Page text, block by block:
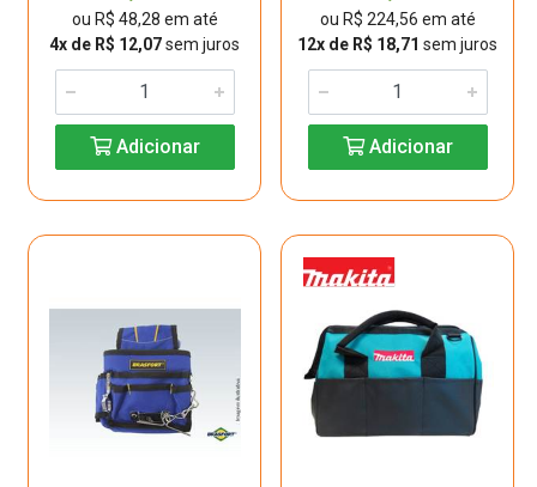
ou R$ 48,28 em até
4x de R$ 12,07sem juros
Adicionar
ou R$ 224,56 em até
12x de R$ 18,71 sem juros
Adicionar